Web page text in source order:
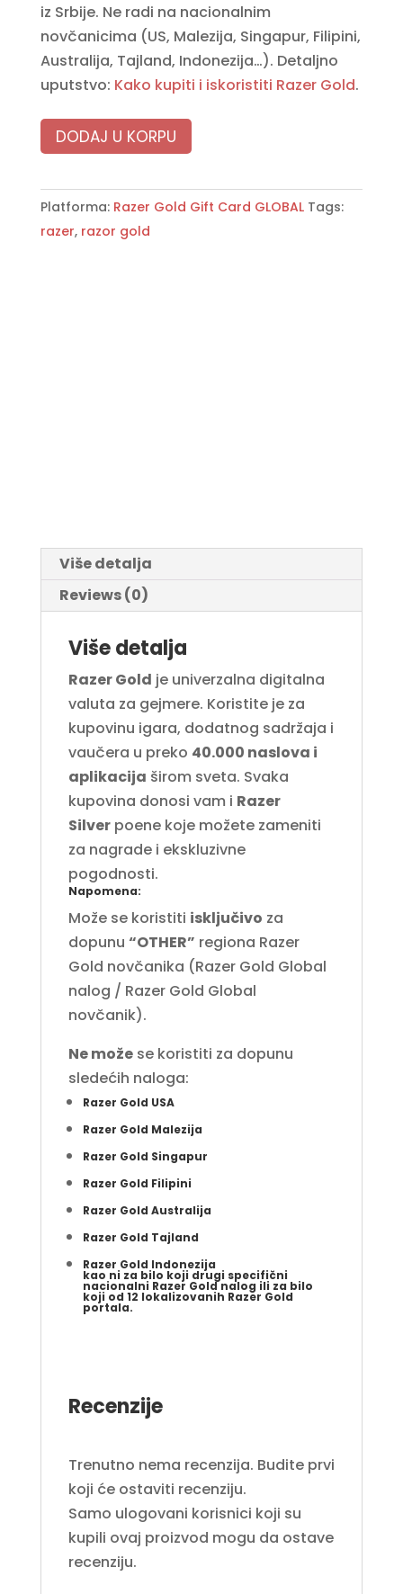
iz Srbije. Ne radi na nacionalnim
novčanicima (US, Malezija, Singapur, Filipini,
Australija, Tajland, Indonezija…). Detaljno
uputstvo: Kako kupiti i iskoristiti Razer Gold.
DODAJ U KORPU
Platforma: Razer Gold Gift Card GLOBAL Tags:
razer, razor gold
Više detalja
Reviews (0)
Više detalja
Razer Gold je univerzalna digitalna
valuta za gejmere. Koristite je za
kupovinu igara, dodatnog sadržaja i
vaučera u preko 40.000 naslova i
aplikacija širom sveta. Svaka
kupovina donosi vam i Razer
Silverpoene koje možete zameniti
za nagrade i ekskluzivne
pogodnosti.
Napomena:
Može se koristiti isključivo za
dopunu “OTHER” regiona Razer
Gold novčanika (Razer Gold Global
nalog / Razer Gold Global
novčanik).
Ne možese koristiti za dopunu
sledećih naloga:
Razer Gold USA
Razer Gold Malezija
Razer Gold Singapur
Razer Gold Filipini
Razer Gold Australija
Razer Gold Tajland
Razer Gold Indonezija
kao ni za bilo koji drugi specifični
nacionalni Razer Gold nalog ili za bilo
koji od 12 lokalizovanih Razer Gold
portala.
Recenzije
Trenutno nema recenzija. Budite prvi
koji će ostaviti recenziju.
Samo ulogovani korisnici koji su
kupili ovaj proizvod mogu da ostave
recenziju.